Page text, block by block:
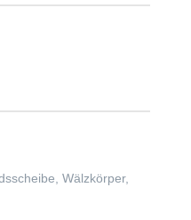
Wälzkörper,